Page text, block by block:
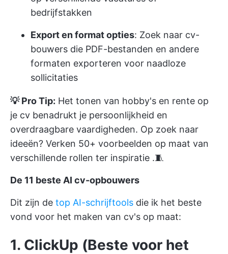
bedrijfstakken
Export en format opties: Zoek naar cv-
bouwers die PDF-bestanden en andere
formaten exporteren voor naadloze
sollicitaties
💡 Pro Tip: Het tonen van hobby's en rente op
je cv benadrukt je persoonlijkheid en
overdraagbare vaardigheden. Op zoek naar
ideeën? Verken 50+ voorbeelden op maat van
verschillende rollen ter inspiratie .🧵
De 11 beste AI cv-opbouwers
Dit zijn de top AI-schrijftools die ik het beste
vond voor het maken van cv's op maat:
1. ClickUp (Beste voor het